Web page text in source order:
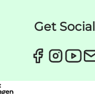
Get Social